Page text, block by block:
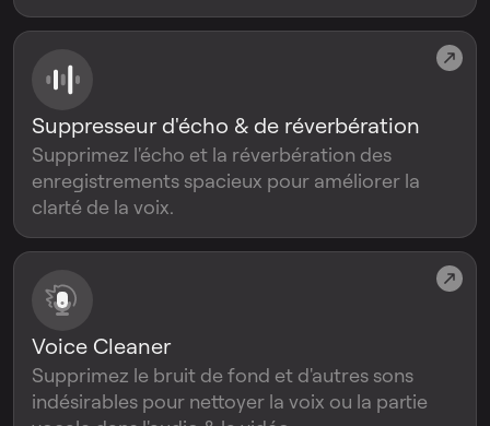
Voice Cleaner
Supprimez le bruit de fond et d'autres sons
indésirables pour nettoyer la voix ou la partie
Suppresseur d'écho & de réverbération
Supprimez l'écho et la réverbération des
enregistrements spacieux pour améliorer la
clarté de la voix.